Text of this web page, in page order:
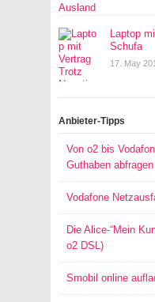
Laptop
Schufa
17. May
Anbieter-Tipps
Von o2 bis
Guthaben abfragen
Vodafone
Die Alice-“Mein
o2 DSL)
Smobil online